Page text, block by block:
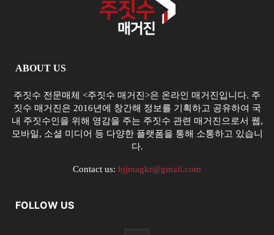
ABOUT US
주짓수 전문매체 <주짓수 매거진>은 온라인 매거진입니다. 주
짓수 매거진은 2016년에 창간해 정보를 기획하고 공유하여 국
내 주짓수인을 위해 영감을 주는 주짓수 관련 매거진으로서 웹,
모바일, 소셜 미디어 등 다양한 플랫폼을 통해 소통하고 있습니
다.
Contact us: bjjmagkr@gmail.com
FOLLOW US